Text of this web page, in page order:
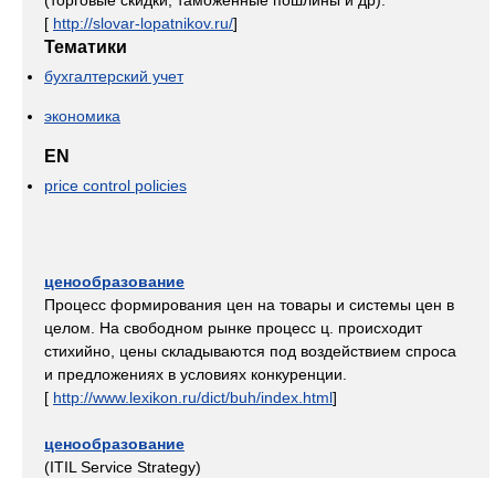
[ http://slovar-lopatnikov.ru/]
Тематики
бухгалтерский учет
экономика
EN
price control policies
ценообразование
Процесс формирования цен на товары и системы цен в
целом. На свободном рынке процесс ц. происходит
стихийно, цены складываются под воздействием спроса
и предложениях в условиях конкуренции.
[ http://www.lexikon.ru/dict/buh/index.html]
ценообразование
(ITIL Service Strategy)